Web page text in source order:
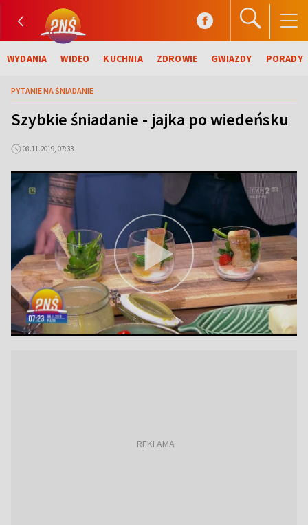
WYDANIA WIDEO KUCHNIA ZDROWIE GWIAZDY PORADY
PYTANIE NA ŚNIADANIE
Szybkie śniadanie - jajka po wiedeńsku
08.11.2019, 07:33